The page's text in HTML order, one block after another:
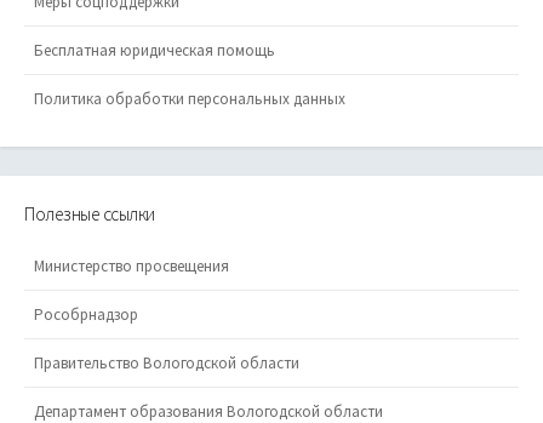
Бесплатная юридическая помощь
Политика обработки персональных данных
Полезные ссылки
Министерство просвещения
Рособрнадзор
Правительство Вологодской области
Департамент образования Вологодской области